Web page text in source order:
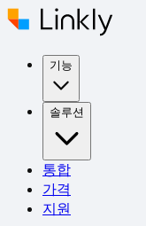
기능
솔루션
통합
가격
지원